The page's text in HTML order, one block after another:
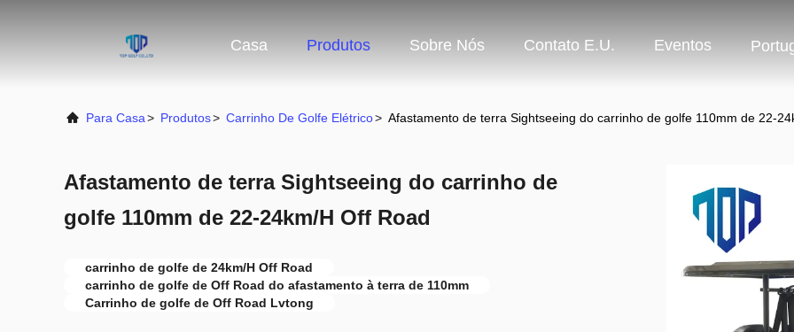
Casa Produtos Sobre Nós Contato E.U. Eventos
Para Casa> Produtos> Carrinho De Golfe Elétrico> Afastamento de terra Sightseeing do carrinho de golfe 110mm de 22-
Afastamento de terra Sightseeing do carrinho de
golfe 110mm de 22-24km/H Off Road
carrinho de golfe de 24km/H Off Road
carrinho de golfe de Off Road do afastamento à terra de 110mm
Carrinho de golfe de Off Road Lvtong